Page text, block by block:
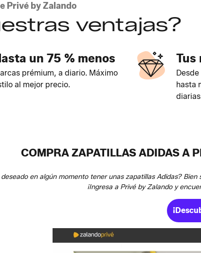
Privé by Zalando
ventajas?
un 75 % menos
prémium, a diario. Máximo
al mejor precio.
Tus
hasta
COMPRA ZAPATILLAS ADIDAS A
en algún momento tener unas zapatillas Adidas?
¡Ingresa a Privé by Zalando y